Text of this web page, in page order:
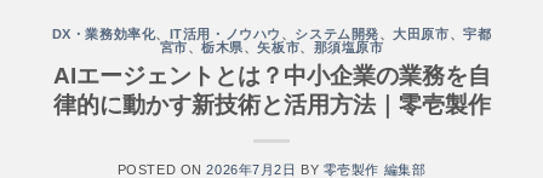
DX・業務効率化、 IT活用・ノウハウ 、 システム開発、大田原市、宇都
宮市、栃木県、矢板市、 那須塩原市
AIエージェントとは？中小企業の業務を自
律的に動かす新技術と活用方法｜零壱製作
POSTED ON2026年7月2日 BY 零壱製作 編集部